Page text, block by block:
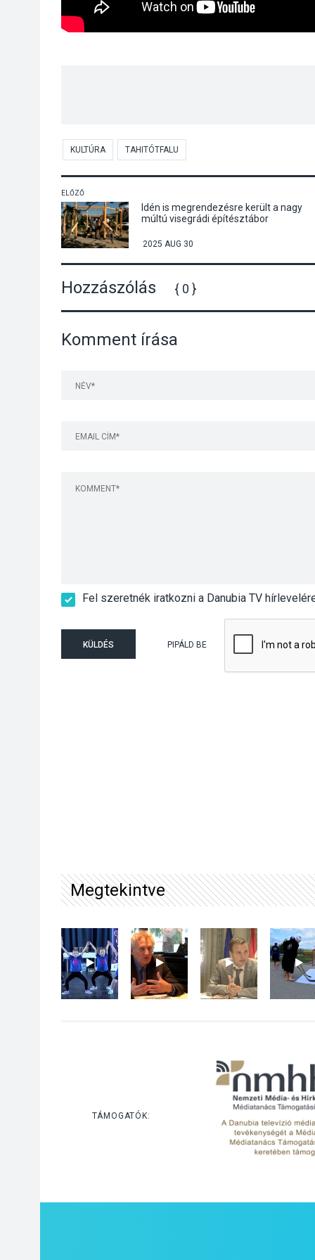
KULTÚRA TAHITÓTFALU
ELŐZŐ
Idén is megrendezésre került a nagy
múltú visegrádi építésztábor
2025 AUG 30
Hozzászólás { 0 }
Komment írása
Fel szeretnék iratkozni a Danubia TV
KÜLDÉS PIPÁLD BE
Megtekintve
TÁMOGATÓK: